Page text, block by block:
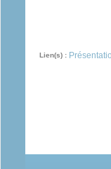
Lien(s) :